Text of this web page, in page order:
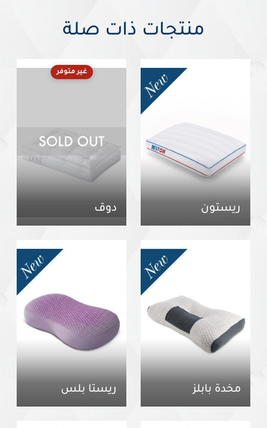
منتجات ذات صلة
ريستون
غير متوفر
دوڤ
مخدة بابلز ريستا بلس